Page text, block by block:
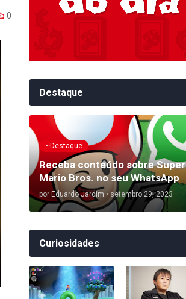
0
Destaque
~Destaque
Receba conteúdo sobre Super
Mario Bros. no seu WhatsApp
por Eduardo Jardim • setembro 29, 2023
Curiosidades